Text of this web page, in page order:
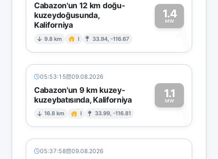
Cabazon'un 12 km doğu-
kuzeydoğusunda,
Kaliforniya
9.8 km I 33.94, -116.67
1.4
MW
1
05:53:15 09.08.2026
Cabazon'un 9 km kuzey-
kuzeybatısında, Kaliforniya
16.8 km I 33.99, -116.81
1.1
MW1
05:37:58 09.08.2026